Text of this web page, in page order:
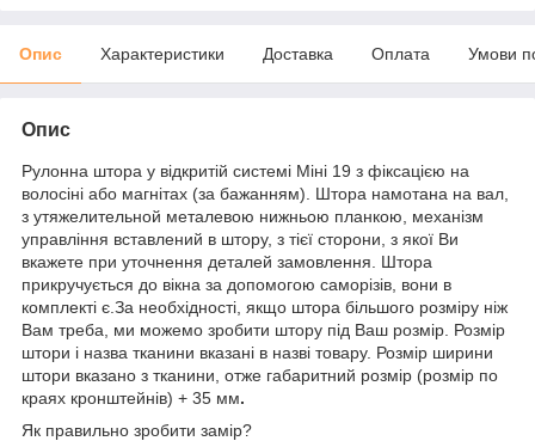
Опис Характеристики Доставка Оплата Умови
Опис
Рулонна штора у відкритій системі Міні 19 з фіксацією на
волосіні або магнітах (за бажанням). Штора намотана на вал,
з утяжелительной металевою нижньою планкою, механізм
управління вставлений в штору, з тієї сторони, з якої Ви
вкажете при уточнення деталей замовлення. Штора
прикручується до вікна за допомогою саморізів, вони в
комплекті є.За необхідності, якщо штора більшого розміру ніж
Вам треба, ми можемо зробити штору під Ваш розмір. Розмір
штори і назва тканини вказані в назві товару. Розмір ширини
штори вказано з тканини, отже габаритний розмір (розмір по
краях кронштейнів) + 35 мм.
Як правильно зробити замір?